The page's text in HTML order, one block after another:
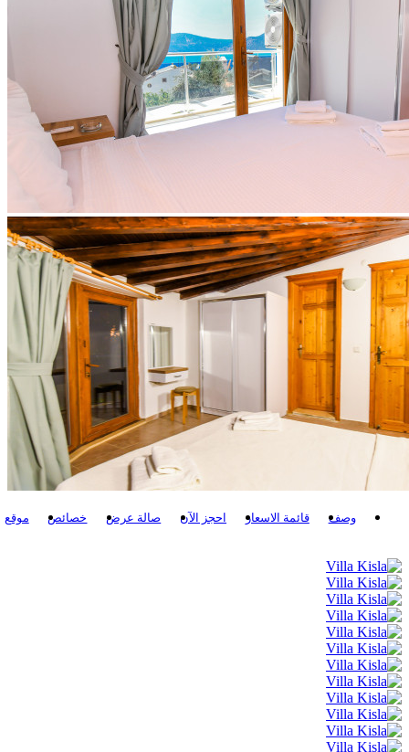
وصف قائمة الاسعار احجز الآن صالة عرض خصائص موقع